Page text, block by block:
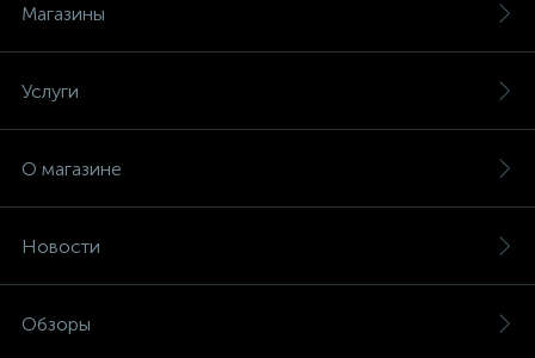
Магазины
Услуги
О магазине
Новости
Обзоры